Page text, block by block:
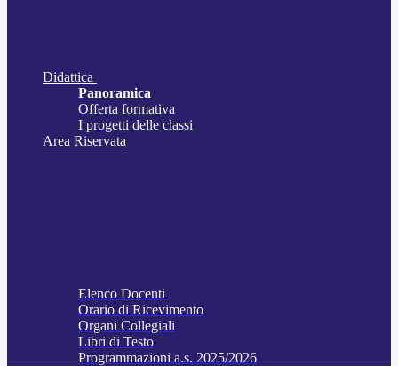
Didattica
Panoramica
Offerta formativa
I progetti delle classi
Area Riservata
Elenco Docenti
Orario di Ricevimento
Organi Collegiali
Libri di Testo
Programmazioni a.s. 2025/2026